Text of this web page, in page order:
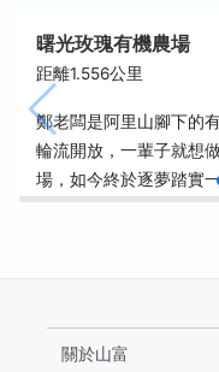
曙光玫瑰有機農場
距離1.556公里
鄭老闆是阿里山腳下的
輪流開放，一輩子就想
場，如今終於逐夢踏實
關於山富